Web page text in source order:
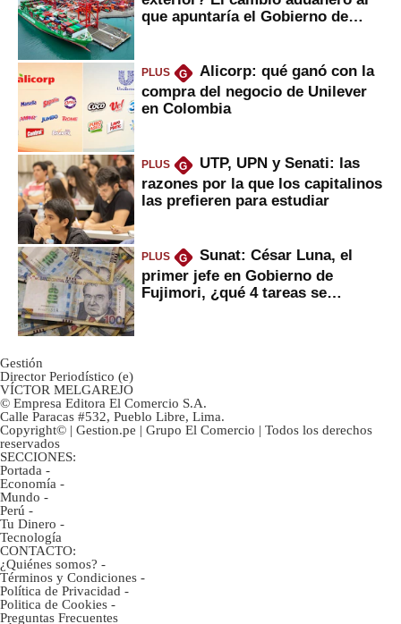
que apuntaría el Gobierno de
PLUS G
Alicorp: qué ganó con la
compra del negocio de Unilever
en Colombia
PLUS G
UTP, UPN y Senati: las
razones por la que los capitalinos
las prefieren para estudiar
PLUS G
Sunat: César Luna, el
primer jefe en Gobierno de
Fujimori, ¿qué 4 tareas se
Gestión
Director Periodístico (e)
VÍCTOR MELGAREJO
© Empresa Editora El Comercio S.A.
Calle Paracas #532, Pueblo Libre, Lima.
Copyright© | Gestion.pe | Grupo El Comercio | Todos los derechos
reservados
SECCIONES:
Portada -
Economía -
Mundo -
Perú -
Tu Dinero -
Tecnología
CONTACTO:
¿Quiénes somos? -
Términos y Condiciones -
Política de Privacidad -
Politica de Cookies -
Preguntas Frecuentes